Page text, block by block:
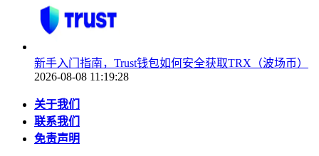
新手入门指南，Trust钱包如何安全获取TRX（波场币）
2026-08-08 11:19:28
关于我们
联系我们
免责声明